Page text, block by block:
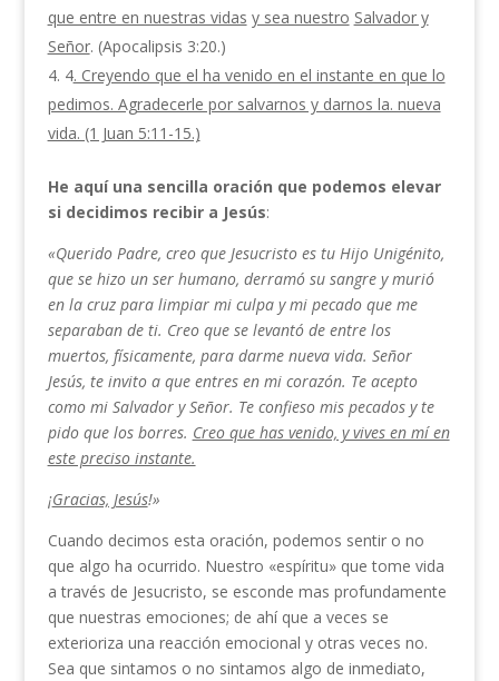
que entre en nuestras vidas y sea nuestro Salvador y
Señor. (Apocalipsis 3:20.)
4. Creyendo que el ha venido en el instante en que lo
pedimos. Agradecerle por salvarnos y darnos la. nueva
vida. (1 Juan 5:11-15.)
He aquí una sencilla oración que podemos elevar
si decidimos recibir a Jesús:
«Querido Padre, creo que Jesucristo es tu Hijo Unigénito,
que se hizo un ser humano, derramó su sangre y murió
en la cruz para limpiar mi culpa y mi pecado que me
separaban de ti. Creo que se levantó de entre los
muertos, físicamente, para darme nueva vida. Señor
Jesús, te invito a que entres en mi cora­zón. Te acepto
como mi Salvador y Señor. Te con­fieso mis pecados y te
pido que los borres. Creo que has venido, y vives en mí en
este preciso instante.
¡Gracias, Jesús!»
Cuando decimos esta oración, podemos sentir o no
que algo ha ocurrido. Nuestro «espíritu» que tome vida
a través de Jesucristo, se esconde mas profun­damente
que nuestras emociones; de ahí que a veces se
exterioriza una reacción emocional y otras veces no.
Sea que sintamos o no sintamos algo de inme­diato,